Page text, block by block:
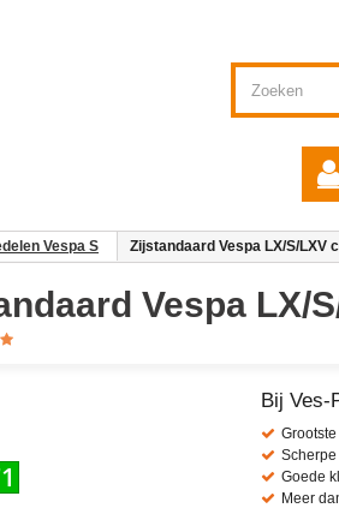
Vespa S Zijstandaard Vespa LX/S/LXV
Vespa LX/
Bij Ves-
Goede
Meer